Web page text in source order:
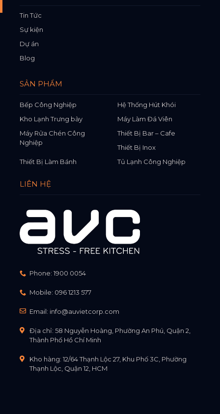
Tin Tức
Sự kiện
Dự án
Blog
SẢN PHẨM
Bếp Công Nghiệp
Hệ Thống Hút Khói
Kho Lạnh Trưng bày
Máy Làm Đá Viên
Máy Rửa Chén Công
Nghiệp
Thiết Bị Bar – Cafe
Thiết Bị Inox
Thiết Bị Làm Bánh
Tủ Lạnh Công Nghiệp
LIÊN HỆ
Phone: 1900 0054
Mobile: 096 1213 577
Email: info@auvietcorp.com
Địa chỉ: 58 Nguyễn Hoàng, Phường An Phú, Quận 2,
Thành Phố Hồ Chí Minh
Kho hàng: 12/64 Thạnh Lộc 27, Khu Phố 3C, Phường
Thạnh Lộc, Quận 12, HCM